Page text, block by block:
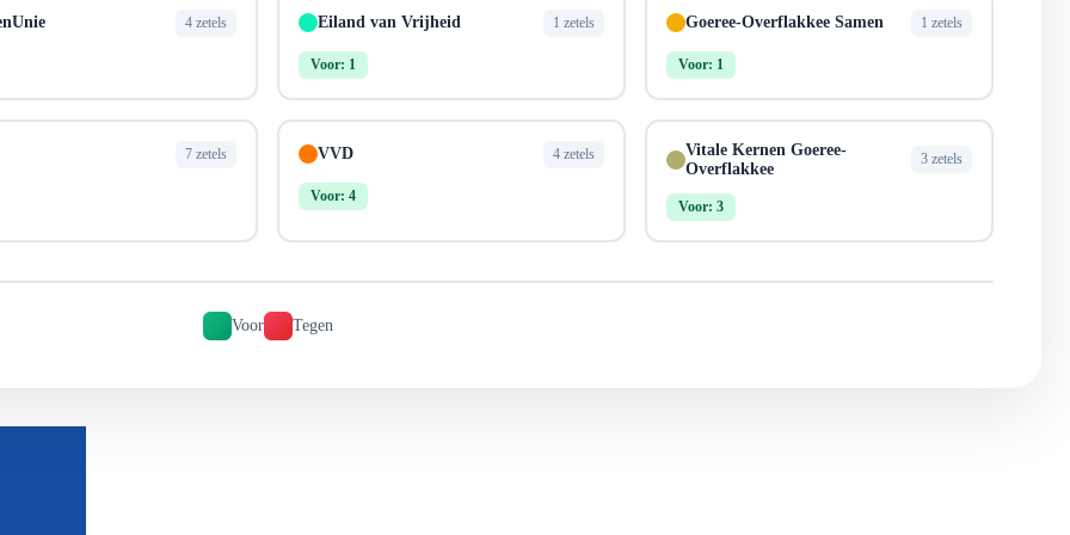
4 zetels Eiland van Vrijheid 1 zetels
Voor: 1
Goeree-Overflakkee Samen 1 zetels
Voor: 1
7 zetels VVD 4 zetels
Voor: 4
Vitale Kernen Goeree-
Overflakkee
3 zetels
Voor: 3
Voor Tegen